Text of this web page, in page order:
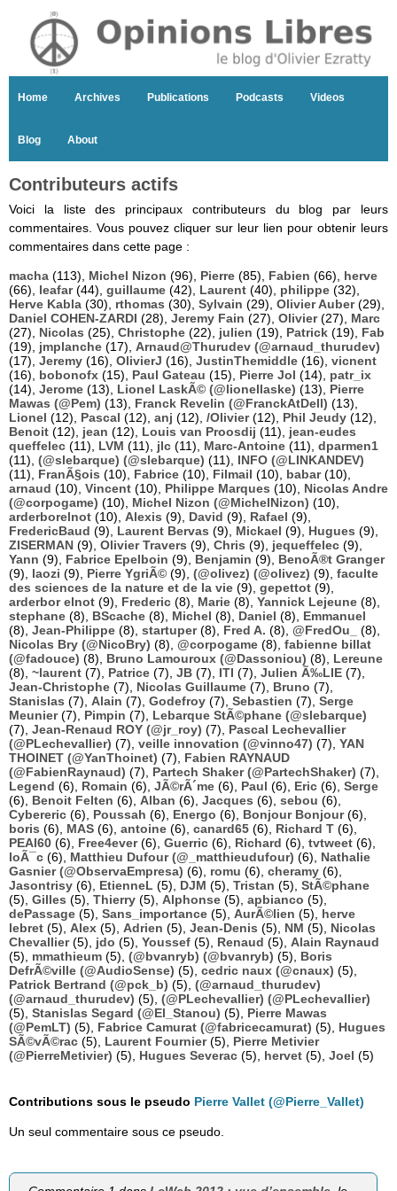
Home Archives Publications Podcasts Videos
Blog About
Contributeurs actifs
Voici la liste des principaux contributeurs du blog par leurs
commentaires. Vous pouvez cliquer sur leur lien pour obtenir leurs
commentaires dans cette page :
macha (113), Michel Nizon (96), Pierre (85), Fabien (66), herve
(66), leafar(44), guillaume (42), Laurent (40), philippe (32),
Herve Kabla (30), rthomas (30), Sylvain (29), Olivier Auber(29),
Daniel COHEN-ZARDI (28), Jeremy Fain (27), Olivier(27), Marc
(27), Nicolas (25), Christophe (22), julien (19), Patrick (19), Fab
(19), jmplanche (17), Arnaud@Thurudev (@arnaud_thurudev)
(17), Jeremy (16), OlivierJ (16), JustinThemiddle (16), vicnent
(16), bobonofx (15), Paul Gateau (15), Pierre Jol (14), patr_ix
(14), Jerome (13), Lionel LaskÃ© (@lionellaske) (13), Pierre
Mawas (@Pem) (13), Franck Revelin (@FranckAtDell) (13),
Lionel (12), Pascal (12), anj (12), /Olivier(12), Phil Jeudy (12),
Benoit (12), jean (12), Louis van Proosdij (11), jean-eudes
queffelec (11), LVM (11), jlc (11), Marc-Antoine (11), dparmen1
(11), (@slebarque) (@slebarque) (11), INFO (@LINKANDEV)
(11), FranÃ§ois (10), Fabrice (10), Filmail (10), babar(10),
arnaud (10), Vincent (10), Philippe Marques (10), Nicolas Andre
(@corpogame) (10), Michel Nizon (@MichelNizon) (10),
arderborelnot (10), Alexis (9), David (9), Rafael (9),
FredericBaud (9), Laurent Bervas (9), Mickael (9), Hugues (9),
ZISERMAN (9), Olivier Travers (9), Chris (9), jequeffelec (9),
Yann (9), Fabrice Epelboin (9), Benjamin (9), BenoÃ®t Granger
(9), laozi (9), Pierre YgriÃ© (9), (@olivez) (@olivez) (9), faculte
des sciences de la nature et de la vie (9), gepettot (9),
arderbor elnot (9), Frederic (8), Marie (8), Yannick Lejeune (8),
stephane (8), BScache (8), Michel (8), Daniel (8), Emmanuel
(8), Jean-Philippe (8), startuper(8), Fred A. (8), @FredOu_
(8),
Nicolas Bry (@NicoBry) (8), @corpogame (8), fabienne billat
(@fadouce) (8), Bruno Lamouroux (@Dassoniou) (8), Lereune
(8), ~laurent (7), Patrice (7), JB (7), ITI (7), Julien Ã‰LIE (7),
Jean-Christophe (7), Nicolas Guillaume (7), Bruno (7),
Stanislas (7), Alain (7), Godefroy (7), Sebastien (7), Serge
Meunier(7), Pimpin (7), Lebarque StÃ©phane (@slebarque)
(7), Jean-Renaud ROY (@jr_roy) (7), Pascal Lechevallier
(@PLechevallier) (7), veille innovation (@vinno47) (7), YAN
THOINET (@YanThoinet) (7), Fabien RAYNAUD
(@FabienRaynaud) (7), Partech Shaker (@PartechShaker) (7),
Legend (6), Romain (6), JÃ©rÃ´me (6), Paul (6), Eric (6), Serge
(6), Benoit Felten (6), Alban (6), Jacques (6), sebou (6),
Cybereric (6), Poussah (6), Energo (6), Bonjour Bonjour(6),
boris (6), MAS (6), antoine (6), canard65 (6), Richard T (6),
PEAI60 (6), Free4ever(6), Guerric (6), Richard (6), tvtweet (6),
loÃ¯c (6), Matthieu Dufour (@_matthieudufour) (6), Nathalie
Gasnier (@ObservaEmpresa) (6), romu (6), cheramy (6),
Jasontrisy (6), EtienneL (5), DJM (5), Tristan (5), StÃ©phane
(5), Gilles (5), Thierry (5), Alphonse (5), apbianco (5),
dePassage (5), Sans_importance (5), AurÃ©lien (5), herve
lebret (5), Alex (5), Adrien (5), Jean-Denis (5), NM (5), Nicolas
Chevallier(5), jdo (5), Youssef (5), Renaud (5), Alain Raynaud
(5), mmathieum (5), (@bvanryb) (@bvanryb) (5), Boris
DefrÃ©ville (@AudioSense) (5), cedric naux (@cnaux) (5),
Patrick Bertrand (@pck_b) (5), (@arnaud_thurudev)
(@arnaud_thurudev) (5), (@PLechevallier) (@PLechevallier)
(5), Stanislas Segard (@El_Stanou) (5), Pierre Mawas
(@PemLT) (5), Fabrice Camurat (@fabricecamurat) (5), Hugues
SÃ©vÃ©rac (5), Laurent Fournier(5), Pierre Metivier
(@PierreMetivier) (5), Hugues Severac (5), hervet (5), Joel (5)
Contributions sous le pseudo Pierre Vallet (@Pierre_Vallet)
Un seul commentaire sous ce pseudo.